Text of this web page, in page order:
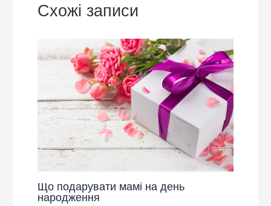
Схожі записи
Що подарувати мамі на день
народження